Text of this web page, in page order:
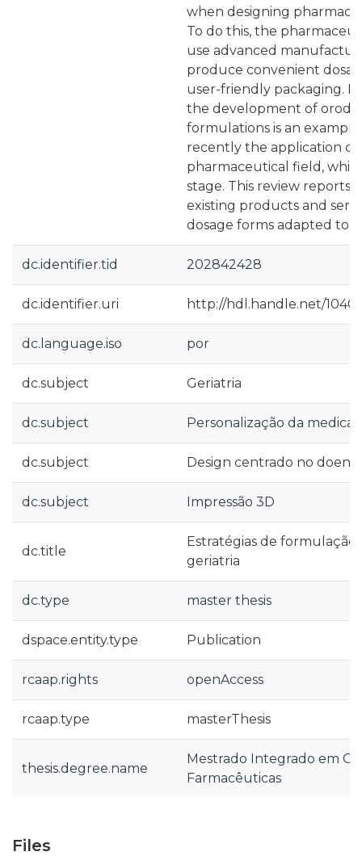
when designing
To do this, the
use advanced
produce convenient
user-friendly packaging.
the development of
formulations is an
recently the application
pharmaceutical field,
stage. This review reports
existing products and
dosage forms adapted to
dc.identifier.tid 202842428
dc.identifier.uri http://hdl.handle.net/
dc.language.iso por
dc.subject Geriatria
dc.subject Personalização da
dc.subject Design centrado no
dc.subject Impressão 3D
dc.title
Estratégias de formulação
geriatria
dc.type master thesis
dspace.entity.type Publication
rcaap.rights openAccess
rcaap.type masterThesis
thesis.degree.name
Mestrado Integrado em
Farmacêuticas
Files